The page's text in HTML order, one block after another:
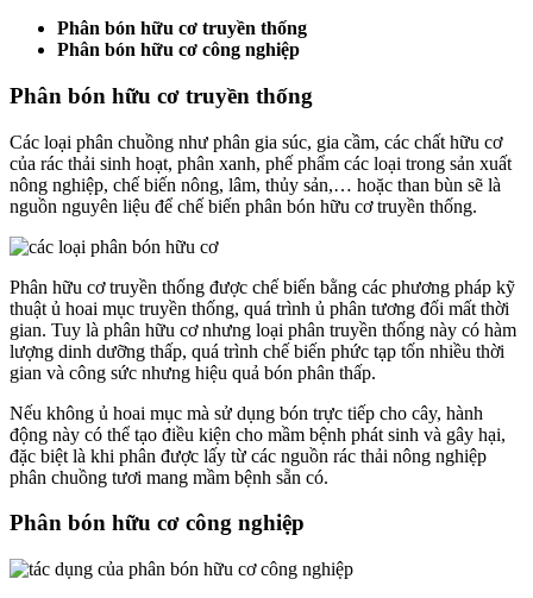
Phân bón hữu cơ truyền thống
Phân bón hữu cơ công nghiệp
Phân bón hữu cơ truyền thống
Các loại phân chuồng như phân gia súc, gia cầm, các chất hữu cơ
của rác thải sinh hoạt, phân xanh, phế phẩm các loại trong sản xuất
nông nghiệp, chế biến nông, lâm, thủy sản,… hoặc than bùn sẽ là
nguồn nguyên liệu để chế biến phân bón hữu cơ truyền thống.
Phân hữu cơ truyền thống được chế biến bằng các phương pháp kỹ
thuật ủ hoai mục truyền thống, quá trình ủ phân tương đối mất thời
gian. Tuy là phân hữu cơ nhưng loại phân truyền thống này có hàm
lượng dinh dưỡng thấp, quá trình chế biến phức tạp tốn nhiều thời
gian và công sức nhưng hiệu quả bón phân thấp.
Nếu không ủ hoai mục mà sử dụng bón trực tiếp cho cây, hành
động này có thể tạo điều kiện cho mầm bệnh phát sinh và gây hại,
đặc biệt là khi phân được lấy từ các nguồn rác thải nông nghiệp
phân chuồng tươi mang mầm bệnh sẵn có.
Phân bón hữu cơ công nghiệp